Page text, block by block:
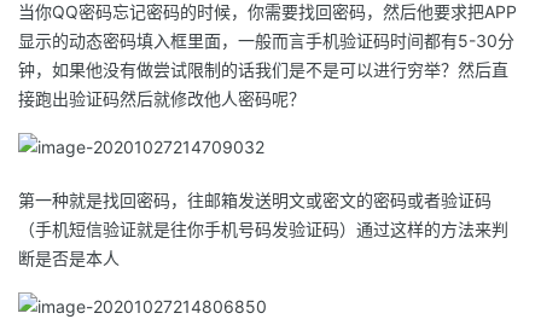
当你QQ密码忘记密码的时候，你需要找回密码，然后他要求把APP
显示的动态密码填入框里面，一般而言手机验证码时间都有5-30分
钟，如果他没有做尝试限制的话我们是不是可以进行穷举？然后直
接跑出验证码然后就修改他人密码呢？
第一种就是找回密码，往邮箱发送明文或密文的密码或者验证码
（手机短信验证就是往你手机号码发验证码）通过这样的方法来判
断是否是本人